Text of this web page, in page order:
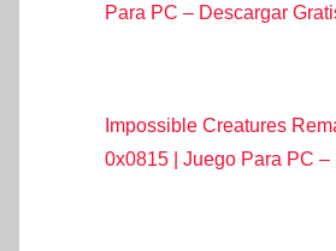
Para PC – Descargar
Impossible Creatures
0x0815 | Juego Para PC –